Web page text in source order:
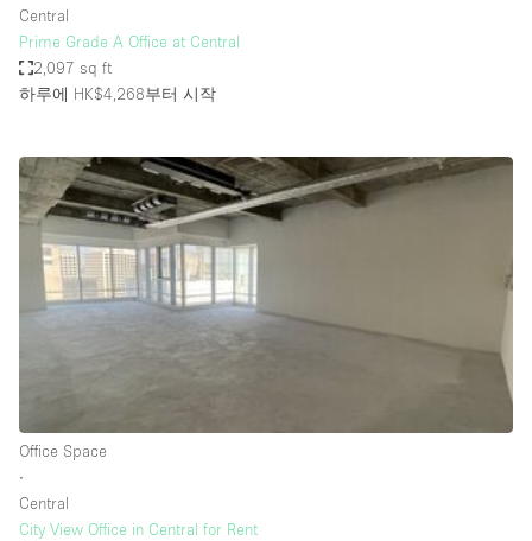
Atelier / Workshop Studio
Boat
Boutique / Shop
Conference Room
Container
Creative Space
Fair / Festival
Hall
Central
Prime Grade A Office at Central
2,097 sq ft
하루에 HK$4,268부터 시작
Office Space
∙
Central
City View Office in Central for Rent